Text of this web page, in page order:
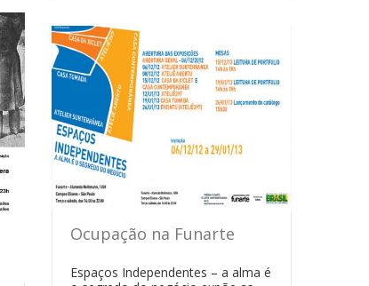
Ocupação na Funarte
Espaços Independentes – a alma é